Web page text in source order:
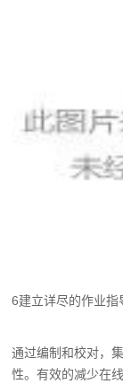
6建立详尽的作业
通过编制和校对，
性。有效的减少在